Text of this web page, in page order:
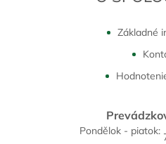
Základné
Pondělok - piatok: